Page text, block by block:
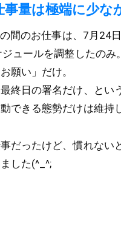
量は極端に少な
間のお仕事は、7月24
ュールを調整したのみ。
願い」だけ。
終日の署名だけ、とい
できる態勢だけは維持
だったけど、慣れない
した(^_^;